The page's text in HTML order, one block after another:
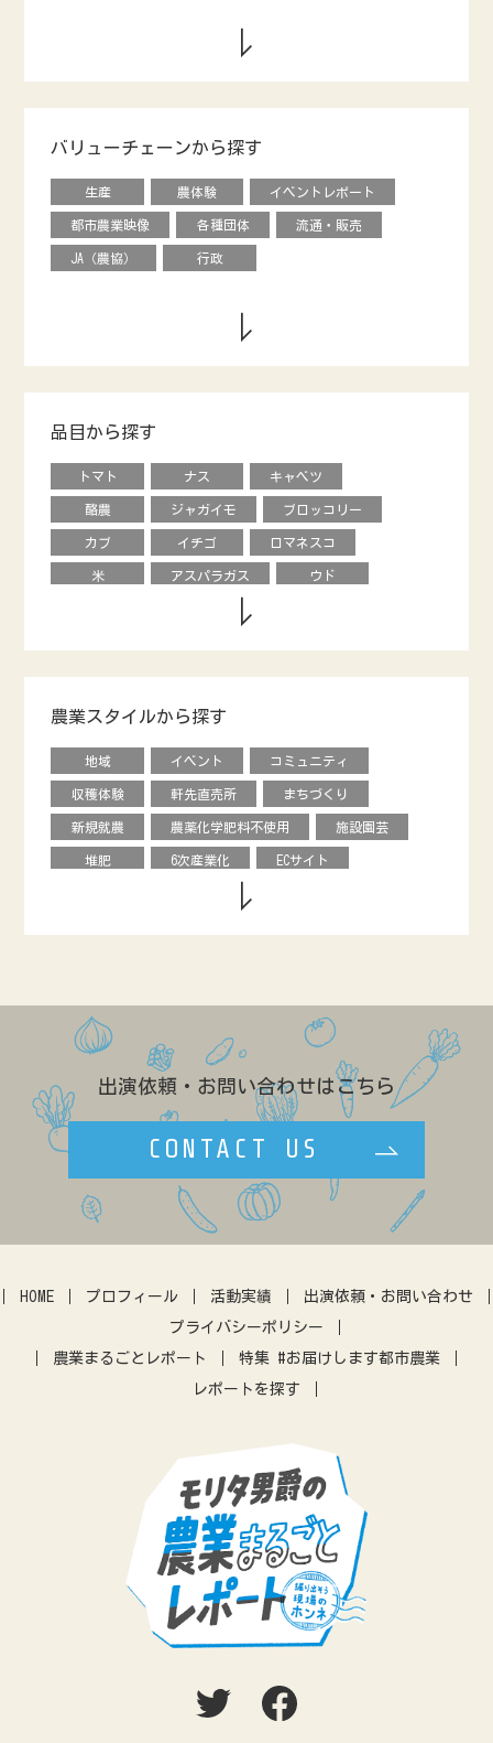
バリューチェーンから探す
生産 農体験 イベントレポート
都市農業映像 各種団体 流通・販売
JA（農協） 行政
品目から探す
トマト ナス キャベツ
酪農 ジャガイモ ブロッコリー
カブ イチゴ ロマネスコ
米 アスパラガス ウド
オクラ ナシ ブドウ
レタス ピーマン
馬 烏骨鶏 オリーブ
キュウリ エディブルフラワー 花き
クリ オータムポエム ニンジン
ソラマメ 水菜 ルッコラ
カリフローレ スティックセニョール
バナナ アローカナ 造園
養豚
農業スタイルから探す
地域 イベント コミュニティ
収穫体験 軒先直売所 まちづくり
新規就農 農薬化学肥料不使用 施設園芸
堆肥 6次産業化 ECサイト
レストラン GAP
キャリア ネパール
効率化 農政 ブランディング
ゲストハウス 学生 八百屋
民設直売所 少量多品目
マルシェ 伝統野菜
田んぼ体験 農地問題
アーバンファーミング 古民家 体験農園
アプリ 農業振興
差別化 営農指導 農機
出演依頼・お問い合わせはこちら
CONTACT US
HOME プロフィール 活動実績
出演依頼・お問い合わせ
プライバシーポリシー
農業まるごとレポート
特集 #お届けします都市農業
レポートを探す